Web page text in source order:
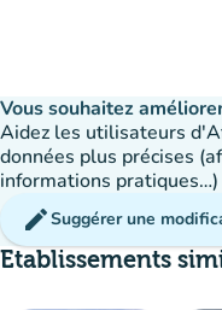
Vous souhaitez
Aidez les utilisateurs
données plus précises
informations pratiques…)
editSuggérer une
Etablissements